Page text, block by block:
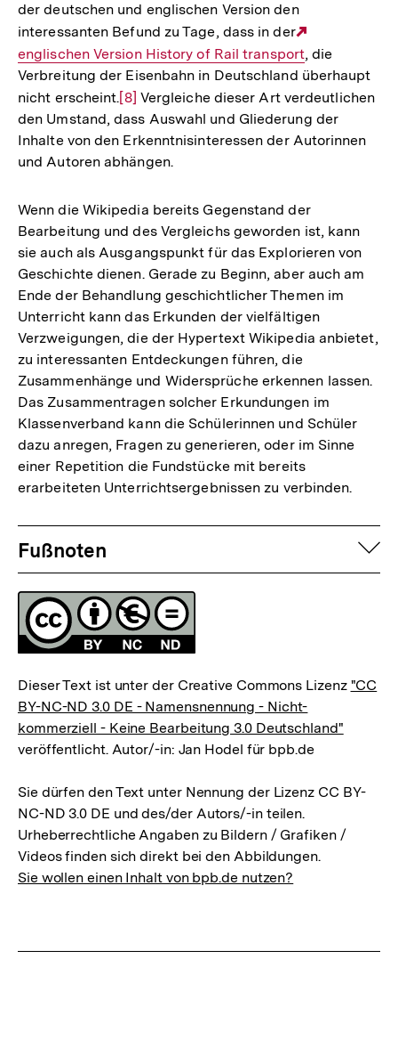
der deutschen und englischen Version den
interessanten Befund zu Tage, dass in der
Link:
englischen Version History of Rail transport, die
Verbreitung der Eisenbahn in Deutschland überhaupt
nicht erscheint.Zur
Auflösung
der
Fußnote
[8] Vergleiche dieser Art verdeutlichen
den Umstand, dass Auswahl und Gliederung der
Inhalte von den Erkenntnisinteressen der Autorinnen
und Autoren abhängen.
Wenn die Wikipedia bereits Gegenstand der
Bearbeitung und des Vergleichs geworden ist, kann
sie auch als Ausgangspunkt für das Explorieren von
Geschichte dienen. Gerade zu Beginn, aber auch am
Ende der Behandlung geschichtlicher Themen im
Unterricht kann das Erkunden der vielfältigen
Verzweigungen, die der Hypertext Wikipedia anbietet,
zu interessanten Entdeckungen führen, die
Zusammenhänge und Widersprüche erkennen lassen.
Das Zusammentragen solcher Erkundungen im
Klassenverband kann die Schülerinnen und Schüler
dazu anregen, Fragen zu generieren, oder im Sinne
einer Repetition die Fundstücke mit bereits
erarbeiteten Unterrichtsergebnissen zu verbinden.
Fussnoten
Fußnoten
Lizenz
Dieser Text ist unter der Creative Commons Lizenz "CC
BY-NC-ND 3.0 DE - Namensnennung - Nicht-
kommerziell - Keine Bearbeitung 3.0 Deutschland"
veröffentlicht. Autor/-in: Jan Hodel für bpb.de
Sie dürfen den Text unter Nennung der Lizenz CC BY-
NC-ND 3.0 DE und des/der Autors/-in teilen.
Urheberrechtliche Angaben zu Bildern / Grafiken /
Videos finden sich direkt bei den Abbildungen.
Sie wollen einen Inhalt von bpb.de nutzen?